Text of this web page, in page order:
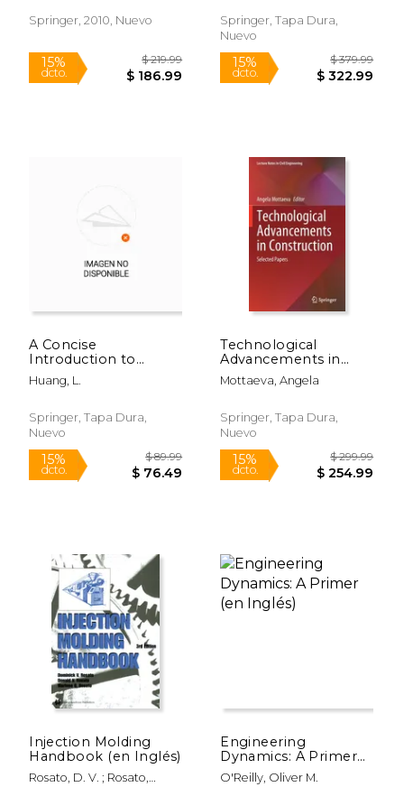
15%
dcto.
$ 169.99
$ 144.49
Springer, 2010, Nuevo
Springer, Tapa Dura,
Nuevo
A Concise
Introduction to
Mechanics of Rigid
Bodies:
Engineering (en
Inglés)
Huang, L.
Springer, Tapa Dura,
Nuevo
Technological
Advancements in
Construction:
Selected Papers (en
Mottaeva, Angela
Springer, Tapa Dura,
Nuevo
Injection Molding
Handbook (en Inglés)
Rosato, D. V. ; Rosato,
Engineering
Dynamics: A Primer
(en Inglés)
O'Reilly, Oliver M.